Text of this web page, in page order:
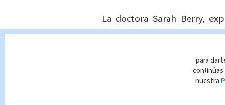
La doctora Sarah Berry,
cardio-metabólica del
velocidad de ingesta
alimentos al estómago y al
Efecto en cadena
para
continúas
nuestra